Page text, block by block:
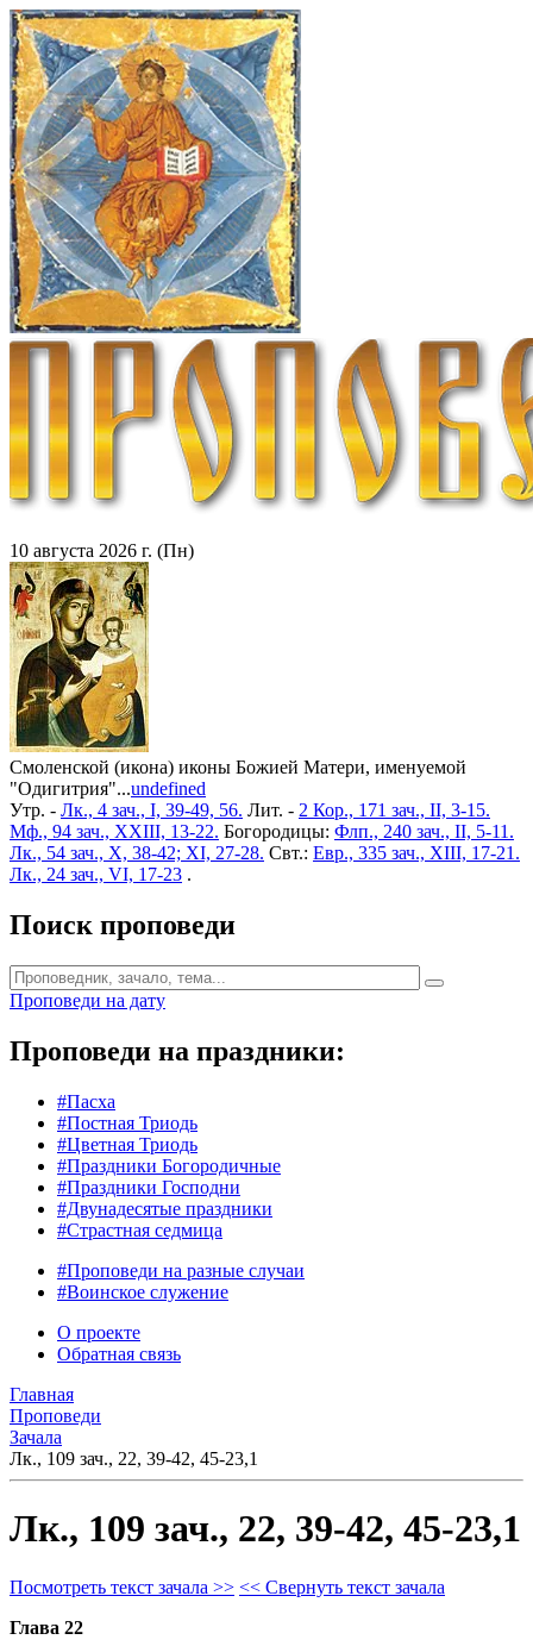
10 августа 2026 г. (Пн)
Смоленской (икона) иконы Божией Матери, именуемой
"Одигитрия"...undefined
Утр. - Лк., 4 зач., I, 39-49, 56. Лит. - 2 Кор., 171 зач., II, 3-15.
Мф., 94 зач., XXIII, 13-22. Богородицы: Флп., 240 зач., II, 5-11.
Лк., 54 зач., X, 38-42; XI, 27-28. Свт.: Евр., 335 зач., XIII, 17-21.
Лк., 24 зач., VI, 17-23 .
Поиск проповеди
Проповеди на дату
Проповеди на праздники:
#Пасха
#Постная Триодь
#Цветная Триодь
#Праздники Богородичные
#Праздники Господни
#Двунадесятые праздники
#Страстная седмица
#Проповеди на разные случаи
#Воинское служение
О проекте
Обратная связь
Главная
Проповеди
Зачала
Лк., 109 зач., 22, 39-42, 45-23,1
Лк., 109 зач., 22, 39-42, 45-23,1
Посмотреть текст зачала >> << Свернуть текст зачала
Глава 22